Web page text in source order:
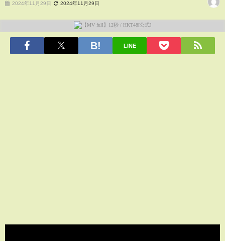
2024年11月29日 2024年11月29日
LINE